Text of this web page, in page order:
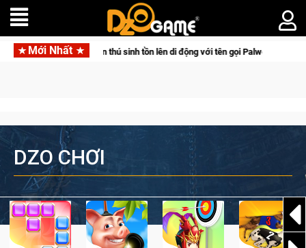
Mới Nhất
Online Gia Nhập Closed Beta Norse Saga: Cửu Giới
DZO CHƠI